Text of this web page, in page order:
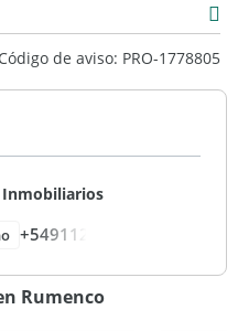
Código de aviso: PRO-1778805
Inmobiliarios
+549112
Rumenco